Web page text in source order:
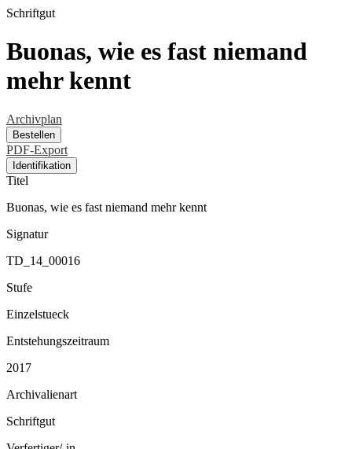
Schriftgut
Buonas, wie es fast niemand
mehr kennt
Archivplan
Bestellen
PDF-Export
Identifikation
Titel
Buonas, wie es fast niemand mehr kennt
Signatur
TD_14_00016
Stufe
Einzelstueck
Entstehungszeitraum
2017
Archivalienart
Schriftgut